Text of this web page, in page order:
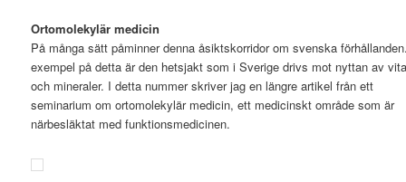
Ortomolekylär medicin
På många sätt påminner denna åsiktskorridor om svenska
exempel på detta är den hetsjakt som i Sverige drivs mot nyttan av
och mineraler. I detta nummer skriver jag en längre artikel från ett
seminarium om ortomolekylär medicin, ett medicinskt område som är
närbesläktat med funktionsmedicinen.